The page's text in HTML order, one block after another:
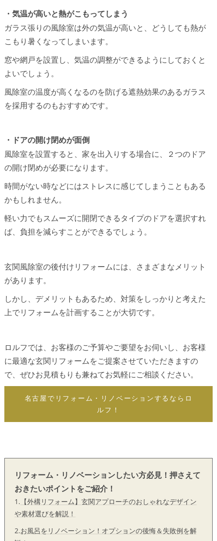
・気温が高いと熱がこもってしまう
ガラス張りの風除室は外の気温が高いと、どうしても熱が
こもり暑くなってしまいます。
窓や網戸を設置し、気温の調整ができるようにしておくと
よいでしょう。
風除室の温度が高くなるのを防げる遮熱効果のあるガラス
を採用するのもおすすめです。
・ドアの開け閉めが面倒
風除室を設置すると、家を出入りする場合に、２つのドア
の開け閉めが必要になります。
時間がない時などにはストレスに感じてしまうこともある
かもしれません。
軽い力でもスムーズに開閉できるタイプのドアを選択すれ
ば、負担を減らすことができるでしょう。
玄関風除室の後付けリフォームには、さまざまなメリット
があります。
しかし、デメリットもあるため、対策をしっかりと考えた
上でリフォームを計画することが大切です。
ロルフでは、お客様のご予算やご要望をお伺いし、お客様
に最適な玄関リフォームをご提案させていただきますの
で、ぜひお見積もりも兼ねてお気軽にご相談ください。
名古屋でリフォーム・リノベーションするならロ
ルフ！
リフォーム・リノベーションしたい方必見！押さえて
おきたいポイントをご紹介！
1. 【外構リフォーム】玄関アプローチのおしゃれなデザイン
や素材選びを解説！
2.お風呂をリノベーション！オプションの後悔＆失敗例を解